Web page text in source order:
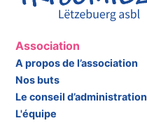
Association
A propos de l’association
Nos buts
Le conseil d’administration
L'équipe